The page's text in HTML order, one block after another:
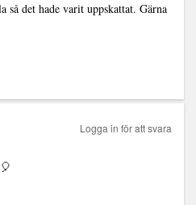
så det hade varit uppskattat. Gärna
Logga in för att svara